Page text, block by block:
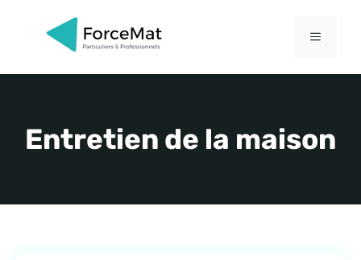
MENU
Entretien de la maison